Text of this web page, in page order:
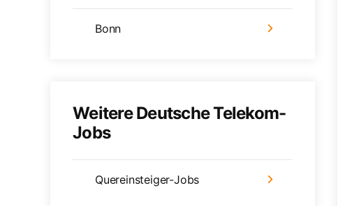
Bonn
Weitere Deutsche Telekom-
Jobs
Quereinsteiger-Jobs